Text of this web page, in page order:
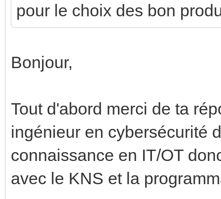
pour le choix des bon
Bonjour,
Tout d'abord merci de ta
ingénieur en cybersécurité
connaissance en IT/OT
avec le KNS et la